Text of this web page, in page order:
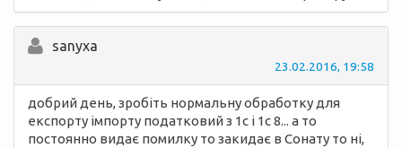
sanyxa
23.02.2016, 19:58
добрий день, зробіть нормальну обработку для
експорту імпорту податковий з 1с і 1с 8... а то
постоянно видає помилку то закидає в Сонату то ні,